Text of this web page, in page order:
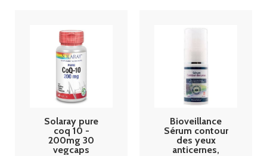
Solaray pure
coq 10 -
200mg 30
vegcaps
Bioveillance
Sérum contour
des yeux
anticernes,